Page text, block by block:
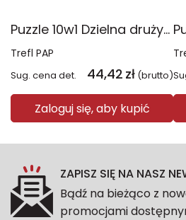
Puzzle 10w1 Dzielna drużyna Psiego Patrolu 96012
Trefl PAP
Sug. cena det. 44,42 zł (brutto)
Zaloguj się, aby kupić
ZAPISZ SIĘ NA NASZ
Bądź na bieżąco z
promocjami